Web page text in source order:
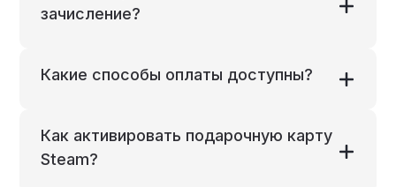
зачисление?
Какие способы оплаты доступны?
Как активировать подарочную карту
Steam?